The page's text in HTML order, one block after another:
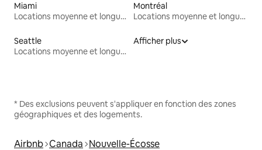
Miami
Locations moyenne et longue durée
Montréal
Locations moyenne et longue durée
Seattle
Locations moyenne et longue durée
Afficher plus
* Des exclusions peuvent s'appliquer en fonction des zones
géographiques et des logements.
Airbnb Canada Nouvelle-Écosse